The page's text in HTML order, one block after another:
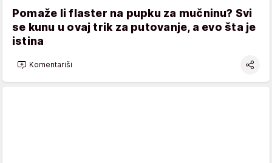
Pomaže li flaster na pupku za mučninu? Svi
se kunu u ovaj trik za putovanje, a evo šta je
istina
Komentariši